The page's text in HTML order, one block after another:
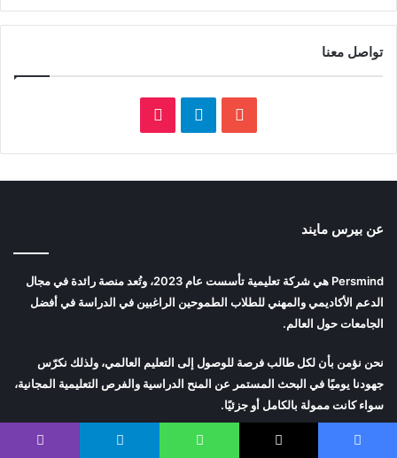
تواصل معنا
‫YouTubeتيلقرام
عن بيرس مايند
Persmind هي شركة تعليمية تأسست عام 2023، وتُعد منصة رائدة في مجال
الدعم الأكاديمي والمهني للطلاب الطموحين الراغبين في الدراسة في أفضل
الجامعات حول العالم.
نحن نؤمن بأن لكل طالب فرصة للوصول إلى التعليم العالمي، ولذلك نكرّس
جهودنا يوميًا في البحث المستمر عن المنح الدراسية والفرص التعليمية المجانية،
سواء كانت ممولة بالكامل أو جزئيًا.